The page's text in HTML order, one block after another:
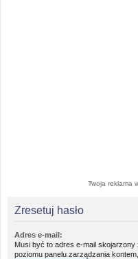
Twoja reklama
Zresetuj hasło
Adres e-mail:
Musi być to adres e-mail skojarzony
poziomu panelu zarządzania